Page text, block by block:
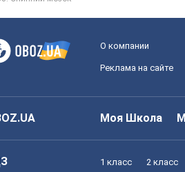
О компании
Реклама на сайте
Моя Школа
1 класс 2 класс